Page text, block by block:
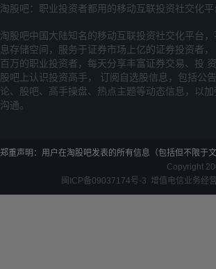
淘股吧：职业投资者都用的移动互联投资社交化平
淘股吧中国大陆知名的移动互联投资社交化平台
息存储空间，服务于证券市场上亿的证券投资者
百万的职业投资者，每天分享丰富证券交易、投
股吧上认识投资高手， 订阅自选股信息，包括公
论、股吧、高手操盘、热点主题等动态信息，以
沟通。
郑重声明：用户在淘股吧发表的所有信息（包括但不限于
Copyright
闽ICP备09037174号-3 增值电信业务经